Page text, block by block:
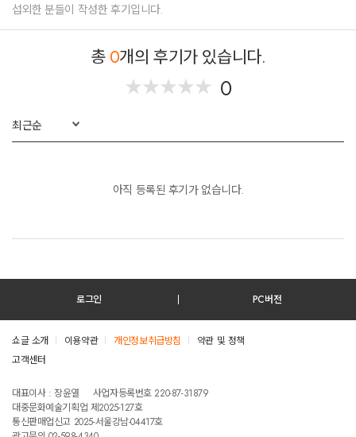
섭외한 분들이 작성한 후기입니다.
총 0개의 후기가 있습니다.
★★★★★
★★★★★ 0
최근순
아직 등록된 후기가 없습니다.
로그인 PC버전
쇼글 소개 이용약관 개인정보취급방침
약관 및 정책
고객센터
대표이사 : 장윤열
사업자등록번호 220-87-31879
대중문화예술기획업 제2025-127호
통신판매업신고 2025-서울강남-04417호